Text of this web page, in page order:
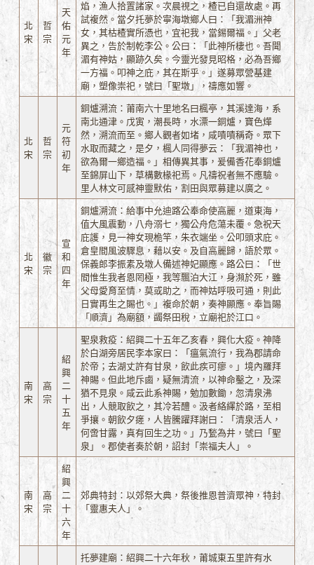
北
宋
哲
宗
天
佑
元
年
焰，漁人拾置諸家。次晨視之，楂已自還故處。再
試複然。當夕托夢於寧海墩鄉人曰：「我湄洲神
女，其枯楂實所憑也，宜祀我，當錫爾福。」父老
異之，告於制乾李公。公曰：「此神所棲也。吾聞
湄有神姑，顯跡久矣。今靈光發見昭格，必為吾鄉
一方福。叩神之庇，其在斯乎。」遂募眾營基建
廟，塑像崇祀，號曰「聖墩」，禱應如響。
北
宋
哲
宗
元
符
初
年
銅爐溯流：莆南六十里地名曰楓亭，其溪達海，系
南北通津。戊寅，潮長時，水漂一銅爐，寶色燁
然，溯流而至。鄉人觀者如堵，咸嘖嘖稱奇。眾下
水取而藏之，是夕，楓人同得夢云：「我湄神也，
欲為爾一鄉造福。」相傳異其事，爰備香花奉銅爐
至錦屏山下，草構數椽祀焉。凡禱祝者無不應驗。
里人林文可感神靈默佑，割田與眾募建以廣之。
北
宋
徽
宗
宣
和
四
年
銅爐溯流：給事中允迪路公奉命使高麗，道東海，
值大風震動，八舟溺七，獨公舟危蕩未覆。急祝天
庇護，見一神女現桅竿，朱衣端坐。公叩頭求庇。
倉皇間風波驟息，藉以安。及自高麗歸，語於眾。
保義郎李振素及墩人備述神妃顯應。路公曰：「世
間惟生我者恩罔極，我等飄泊大江，身瀕於死，雖
父母愛育至情，莫或助之，而神姑呼吸可通，則此
日實再生之賜也。」複命於朝，奏神顯應。奉旨賜
「順濟」為廟額，蠲祭田稅，立廟祀於江口。
南
宋
高
宗
紹
興
二
十
五
年
聖泉救疫：紹興二十五年乙亥春，興化大疫。神降
於白湖旁居民李本家曰：「瘟氣流行，我為郡請命
於帝；去湖丈許有甘泉，飲此疾可瘳。」境內羅拜
神賜。但此地斥鹵，疑無清流，以神命鑿之，及深
猶不見泉。咸云此系神賜，勉加數鋤，忽清泉沸
出，人競取飲之，其冷若醴。汲者絡繹於路，至相
爭攘。朝飲夕瘥，人皆騰躍拜謝曰：「清泉活人，
何啻甘露，真有回生之功。」乃甃為井，號曰「聖
泉」。郡使者奏於朝，詔封「崇福夫人」。
南
宋
高
宗
紹
興
二
十
六
年
郊典特封：以郊祭大典，祭後推恩普濟眾神，特封
「靈惠夫人」。
托夢建廟：紹興二十六年秋，莆城東五里許有水